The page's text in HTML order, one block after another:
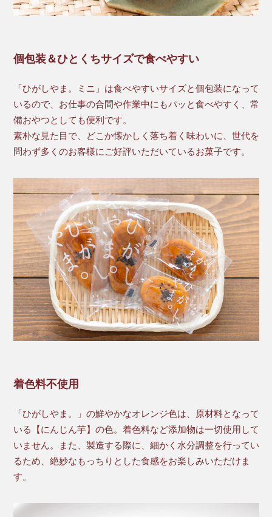
個包装＆ひとくちサイズで食べやすい
「ひがしやま。ミニ」は食べやすいサイズと個包装になって
いるので、お仕事の合間や作業中にもパッと食べやすく、常
備おやつとしても便利です。
素朴な見た目で、どこか懐かしく落ち着く味わいに、世代を
問わず多くのお客様にご好評いただいているお菓子です。
着色料不使用
「ひがしやま。」の鮮やかなオレンジ色は、原材料となって
いる【にんじん芋】の色。着色料など添加物は一切使用して
いません。また、製造する際に、細かく水分調整を行ってい
るため、絶妙なもっちりとした食感をお楽しみいただけま
す。